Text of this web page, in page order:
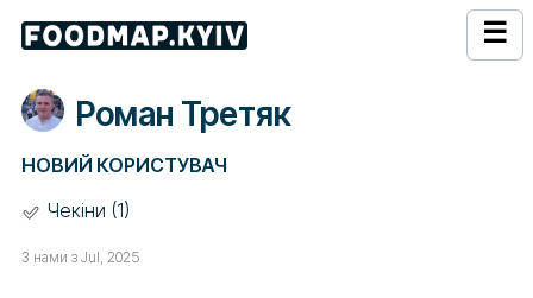
☰
Роман Третяк
НОВИЙ КОРИСТУВАЧ
Чекіни (1)
З нами з Jul, 2025